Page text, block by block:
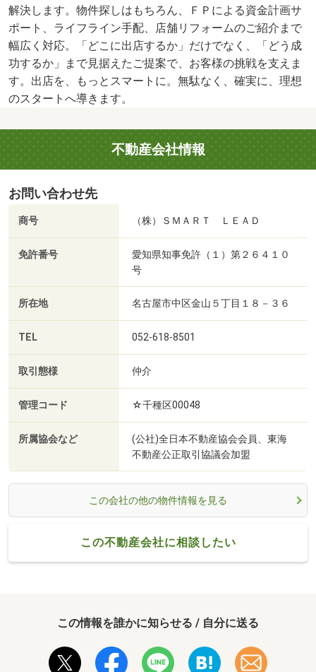
解決します。物件探しはもちろん、ＦＰによる資金計画サ
ポート、ライフライン手配、店舗リフォームのご紹介まで
幅広く対応。「どこに出店するか」だけでなく、「どう成
功するか」まで見据えたご提案で、お客様の挑戦を支えま
す。出店を、もっとスマートに。無駄なく、確実に、理想
のスタートへ導きます。
不動産会社情報
お問い合わせ先
商号 （株）ＳＭＡＲＴ ＬＥＡＤ
免許番号
愛知県知事免許（１）第２６４１０
号
所在地 名古屋市中区金山５丁目１８－３６
TEL 052-618-8501
取引態様 仲介
管理コード ☆千種区00048
所属協会など
(公社)全日本不動産協会会員、東海
不動産公正取引協議会加盟
この会社の他の物件情報を見る
この不動産会社に相談したい
この情報を誰かに知らせる / 自分に送る